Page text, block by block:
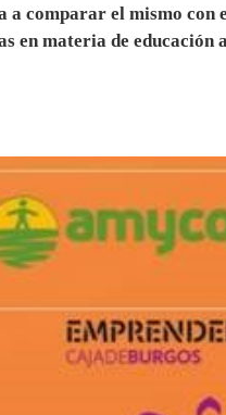
a comparar el mismo con
en materia de educación